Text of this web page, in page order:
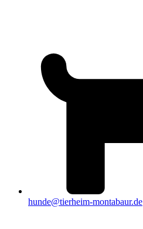
hunde@tierheim-montabaur.de